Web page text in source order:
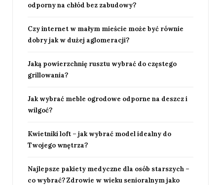
odporny na chłód bez zabudowy?
Czy internet w małym mieście może być równie
dobry jak w dużej aglomeracji?
Jaką powierzchnię rusztu wybrać do częstego
grillowania?
Jak wybrać meble ogrodowe odporne na deszcz i
wilgoć?
Kwietniki loft – jak wybrać model idealny do
Twojego wnętrza?
Najlepsze pakiety medyczne dla osób starszych –
co wybrać? Zdrowie w wieku senioralnym jako